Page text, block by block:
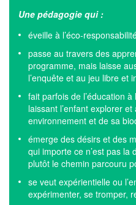
Une pédagogie qui :
éveille à l’éco-
passe au travers des
programme, mais laisse
l’enquête et au jeu libre et
fait parfois de l’éducation
laissant l’enfant explorer
environnement et de sa
émerge des désirs et des
qui importe ce n’est pas la
plutôt le chemin parcouru
se veut expérientielle ou
expérimenter, se tromper,